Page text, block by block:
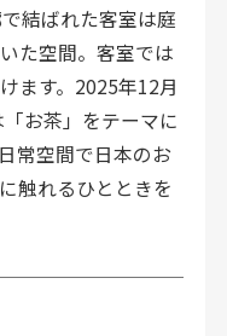
結ばれた客室は庭
た空間。客室では
ます。2025年12月
お茶」をテーマに
常空間で日本のお
触れるひとときを